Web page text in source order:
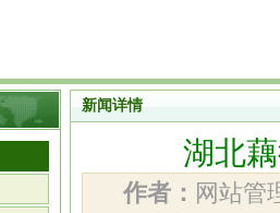
新闻详情
湖北
作者： 网站